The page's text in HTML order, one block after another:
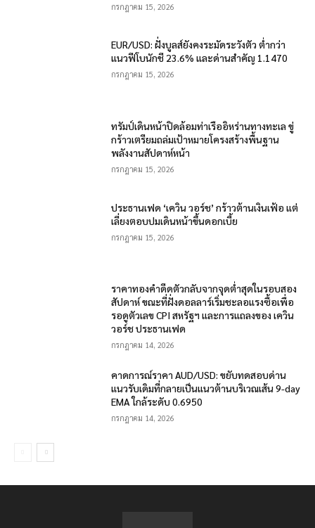
กรกฎาคม 15, 2026
EUR/USD: ฝั่งบูลส์ยังคงระมัดระวังตัว ต่ำกว่า
แนวฟีโบนักชี 23.6% และด่านสำคัญ 1.1470
กรกฎาคม 15, 2026
ทรัมป์เดินหน้าปิดล้อมท่าเรืออิหร่านทางทะเล ขู่
กร้าวเตรียมถล่มเป้าหมายโครงสร้างพื้นฐาน
พลังงานสัปดาห์หน้า
กรกฎาคม 15, 2026
ประธานเฟด ‘เควิน วอร์ช’ กร้าวต้านเงินเฟ้อ แต่
เลี่ยงตอบปมเดินหน้าขึ้นดอกเบี้ย
กรกฎาคม 15, 2026
ราคาทองคำดีดตัวกลับจากจุดต่ำสุดในรอบสอง
สัปดาห์ ขณะที่ฝั่งดอลลาร์เริ่มชะลอแรงซื้อเพื่อ
รอดูตัวเลข CPI สหรัฐฯ และการแถลงของ เควิน
วอร์ช ประธานเฟด
กรกฎาคม 14, 2026
คาดการณ์ราคา AUD/USD: ขยับทดสอบด่าน
แนวรับเดิมที่กลายเป็นแนวต้านบริเวณเส้น 9-day
EMA ใกล้ระดับ 0.6950
กรกฎาคม 14, 2026